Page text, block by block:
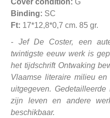
Cover condition: G
Binding: SC
Ft: 17*12,8*0,7 cm. 85 gr.
- Jef De Coster, een
twintigste eeuw werk is
het tijdschrift Ontwaking
Vlaamse literaire milieu
uitgegeven.
zijn leven en andere
beschikbaar.